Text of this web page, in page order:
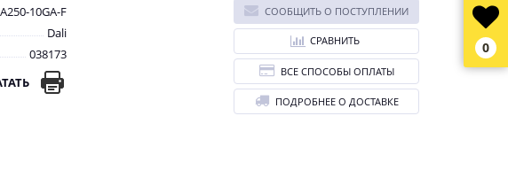
10GA-F
Dali
038173
СООБЩИТЬ О ПОСТУПЛЕНИИ
СРАВНИТЬ
ВСЕ СПОСОБЫ ОПЛАТЫ
ПОДРОБНЕЕ О ДОСТАВКЕ
0